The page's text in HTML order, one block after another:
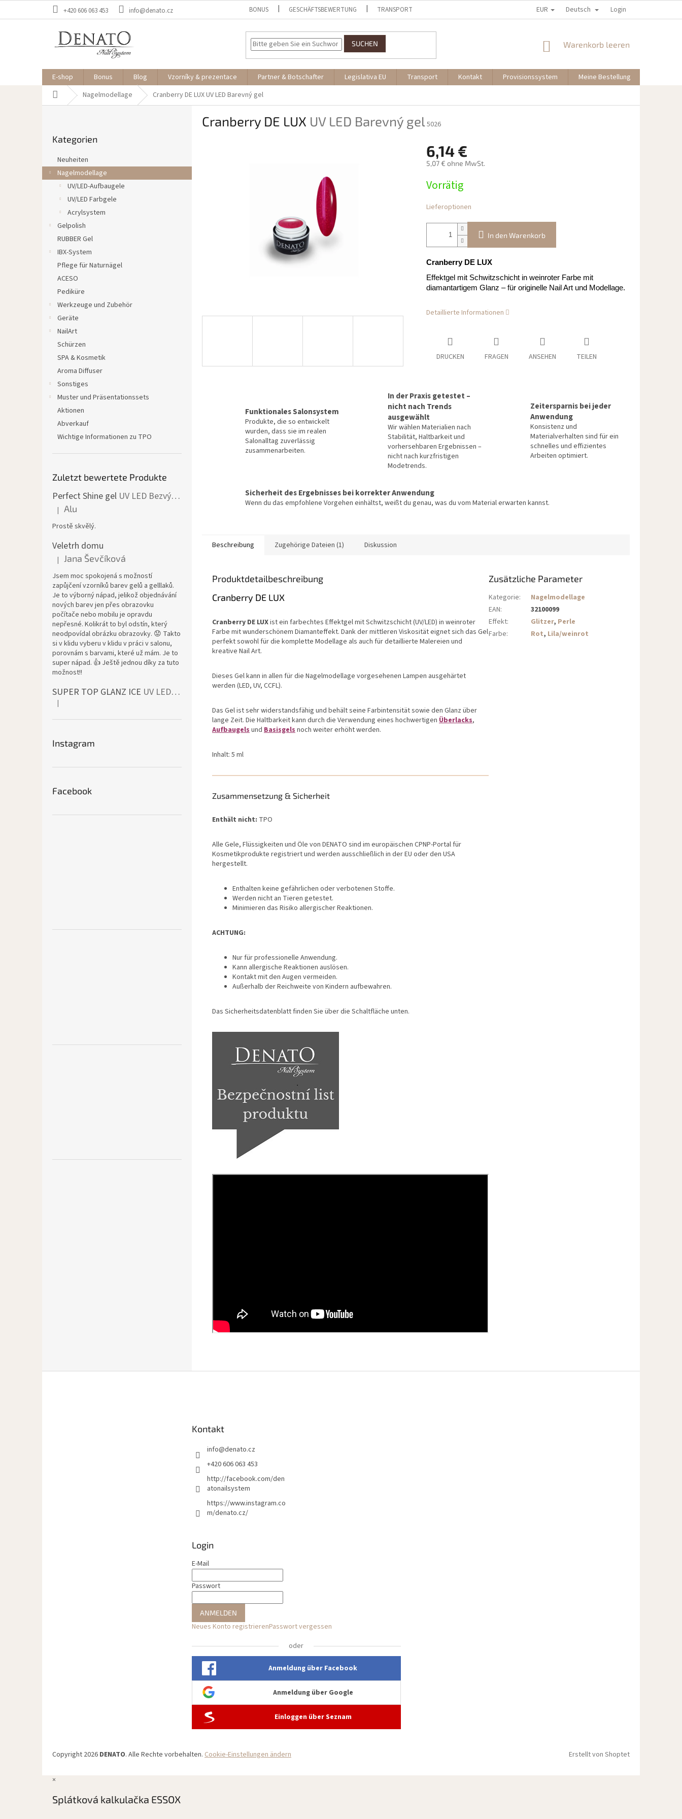
+420 606 063 453 info@denato.cz BONUS GESCHÄFTSBEWERTUNG TRANSPORT EUR Deutsch Login
SUCHEN WARENKORB
Warenkorb leeren
E-shop Bonus Blog Vzorníky & prezentace Partner & Botschafter Legislativa EU Transport Kontakt Provisionssystem
Meine Bestellung
StartseiteNagelmodellage Cranberry DE LUXUV LED Barevný gel
n
l
überspringen
Kategorien
Neuheiten
Nagelmodellage
UV/LED-Aufbaugele
UV/LED Farbgele
Acrylsystem
Gelpolish
RUBBER Gel
IBX-System
Pflege für Naturnägel
ACESO
Pediküre
Werkzeuge und Zubehör
Geräte
NailArt
Schürzen
SPA & Kosmetik
Aroma Diffuser
Sonstiges
Muster und Präsentationssets
Aktionen
Abverkauf
Wichtige Informationen zu TPO
Zuletzt bewertete Produkte
Perfect Shine gel UV LED Bezvýpotkový lesk
Die Produktbewertung beträgt 5 von 5 Sternen.
| Alu
Prostě skvělý.
Veletrh domu
Die Produktbewertung beträgt 5 von 5 Sternen.
| Jana Ševčíková
Jsem moc spokojená s možností
zapůjčení vzorníků barev gelů a gelllaků.
Je to výborný nápad, jelikož objednávání
nových barev jen přes obrazovku
počítače nebo mobilu je opravdu
nepřesné. Kolikrát to byl odstín, který
neodpovídal obrázku obrazovky. 😟 Takto
si v klidu vyberu v klidu v práci v salonu,
porovnám s barvami, které už mám. Je to
super nápad. 👍 Ještě jednou díky za tuto
možnost!!
SUPER TOP GLANZ ICE UV LED bezvýpotkový vrchní lesk
Die Produktbewertung beträgt 4 von 5 Sternen.
|
Instagram
Facebook
Cranberry DE LUX UV LED Barevný gel5026
6,14 €
5,07 € ohne MwSt.
Vorrätig
Lieferoptionen
In den Warenkorb
Cranberry DE LUX
Effektgel mit Schwitzschicht in weinroter Farbe mit
diamantartigem Glanz – für originelle Nail Art und Modellage.
Detaillierte Informationen
DRUCKEN FRAGEN ANSEHEN TEILEN
Funktionales Salonsystem
Produkte, die so entwickelt
wurden, dass sie im realen
Salonalltag zuverlässig
zusammenarbeiten.
In der Praxis getestet –
nicht nach Trends
ausgewählt
Wir wählen Materialien nach
Stabilität, Haltbarkeit und
vorhersehbaren Ergebnissen –
nicht nach kurzfristigen
Modetrends.
Zeitersparnis bei jeder
Anwendung
Konsistenz und
Materialverhalten sind für ein
schnelles und effizientes
Arbeiten optimiert.
Sicherheit des Ergebnisses bei korrekter Anwendung
Wenn du das empfohlene Vorgehen einhältst, weißt du genau, was du vom Material erwarten kannst.
Beschreibung Zugehörige Dateien (1) Diskussion
Produktdetailbeschreibung
Cranberry DE LUX
Cranberry DE LUXist ein farbechtes Effektgel mit Schwitzschicht (UV/LED) in weinroter
Farbe mit wunderschönem Diamanteffekt. Dank der mittleren Viskosität eignet sich das Gel
perfekt sowohl für die komplette Modellage als auch für detaillierte Malereien und
kreative Nail Art.
Dieses Gel kann in allen für die Nagelmodellage vorgesehenen Lampen ausgehärtet
werden (LED, UV, CCFL).
Das Gel ist sehr widerstandsfähig und behält seine Farbintensität sowie den Glanz über
lange Zeit. Die Haltbarkeit kann durch die Verwendung eines hochwertigen Überlacks,
Aufbaugelsund Basisgelsnoch weiter erhöht werden.
Inhalt: 5 ml
Zusammensetzung & Sicherheit
Enthält nicht: TPO
Alle Gele, Flüssigkeiten und Öle von DENATO sind im europäischen CPNP-Portal für
Kosmetikprodukte registriert und werden ausschließlich in der EU oder den USA
hergestellt.
Enthalten keine gefährlichen oder verbotenen Stoffe.
Werden nicht an Tieren getestet.
Minimieren das Risiko allergischer Reaktionen.
ACHTUNG:
Nur für professionelle Anwendung.
Kann allergische Reaktionen auslösen.
Kontakt mit den Augen vermeiden.
Außerhalb der Reichweite von Kindern aufbewahren.
Das Sicherheitsdatenblatt finden Sie über die Schaltfläche unten.
Zusätzliche Parameter
Kategorie:
Nagelmodellage
EAN:
32100099
Effekt: Glitzer, Perle
Farbe: Rot, Lila/weinrot
Kontakt
info@denato.cz
+420 606 063 453
http://facebook.com/den
atonailsystem
https://www.instagram.co
m/denato.cz/
Login
E-Mail
Passwort
ANMELDEN
Neues Konto registrierenPasswort vergessen
oder
Anmeldung über Facebook
Anmeldung über Google
Einloggen über Seznam
Erstellt von Shoptet
Copyright 2026 DENATO. Alle Rechte vorbehalten. Cookie-Einstellungen ändern
×
Splátková kalkulačka ESSOX